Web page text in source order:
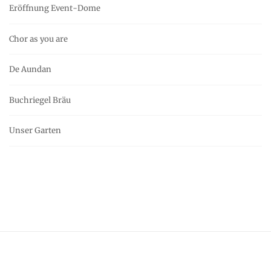
Eröffnung Event-Dome
Chor as you are
De Aundan
Buchriegel Bräu
Unser Garten